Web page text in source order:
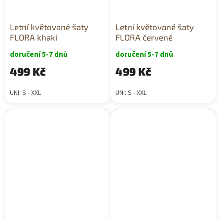
Letní květované šaty
FLORA khaki
doručení 5-7 dnů
499 Kč
UNI: S - XXL
Letní květované šaty
FLORA červené
doručení 5-7 dnů
499 Kč
UNI: S - XXL